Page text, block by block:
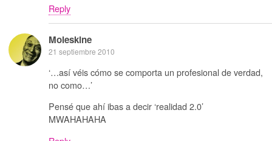
Reply
Moleskine
21 septiembre 2010
‘…así véis cómo se comporta un profesional de verdad,
no como…’
Pensé que ahí ibas a decir ‘realidad 2.0’
MWAHAHAHA